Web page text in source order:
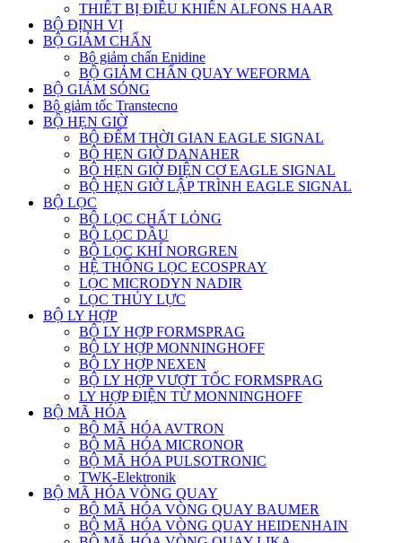
THIẾT BỊ ĐIỀU KHIỂN ALFONS HAAR
BỘ ĐỊNH VỊ
BỘ GIẢM CHẤN
Bộ giảm chấn Enidine
BỘ GIẢM CHẤN QUAY WEFORMA
BỘ GIẢM SÓNG
Bộ giảm tốc Transtecno
BỘ HẸN GIỜ
BỘ ĐẾM THỜI GIAN EAGLE SIGNAL
BỘ HẸN GIỜ DANAHER
BỘ HẸN GIỜ ĐIỆN CƠ EAGLE SIGNAL
BỘ HẸN GIỜ LẬP TRÌNH EAGLE SIGNAL
BỘ LỌC
BỘ LỌC CHẤT LỎNG
BỘ LỌC DẦU
BỘ LỌC KHÍ NORGREN
HỆ THỐNG LỌC ECOSPRAY
LỌC MICRODYN NADIR
LỌC THỦY LỰC
BỘ LY HỢP
BỘ LY HỢP FORMSPRAG
BỘ LY HỢP MONNINGHOFF
BỘ LY HỢP NEXEN
BỘ LY HỢP VƯỢT TỐC FORMSPRAG
LY HỢP ĐIỆN TỪ MONNINGHOFF
BỘ MÃ HÓA
BỘ MÃ HÓA AVTRON
BỘ MÃ HÓA MICRONOR
BỘ MÃ HÓA PULSOTRONIC
TWK-Elektronik
BỘ MÃ HÓA VÒNG QUAY
BỘ MÃ HÓA VÒNG QUAY BAUMER
BỘ MÃ HÓA VÒNG QUAY HEIDENHAIN